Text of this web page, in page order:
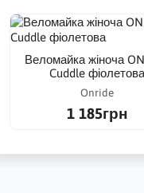
Веломайка жіноча
Cuddle фіолетова
Onride
1 185грн